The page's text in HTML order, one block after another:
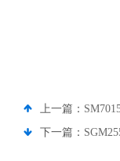
上一篇：
下一篇：